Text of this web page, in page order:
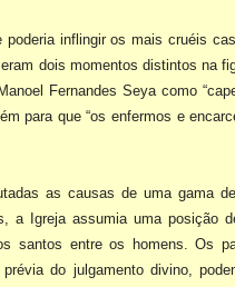
inflingir os mais cruéis
dois momentos distintos na
Fernandes Seya como
para que “os enfermos e
as causas de uma gama de
a Igreja assumia uma posição
santos entre os homens.Os
do julgamento divino,